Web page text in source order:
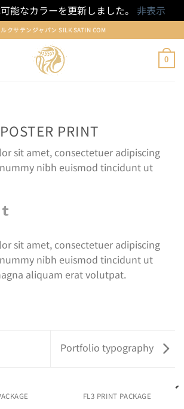
能なカラーを更新しました。 非表示
ルクサテンジャパン SILK SATIN COM
0
PRINT
sit amet, consectetuer adipiscing
nibh euismod tincidunt ut
sit amet, consectetuer adipiscing
nibh euismod tincidunt ut
aliquam erat volutpat.
Portfolio typography
FL3 PRINT PACKAGE